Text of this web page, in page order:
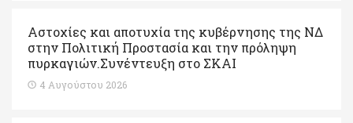
Αστοχίες και αποτυχία της κυβέρνησης της ΝΔ
στην Πολιτική Προστασία και την πρόληψη
πυρκαγιών.Συνέντευξη στο ΣΚΑΙ
4 Αυγούστου 2026